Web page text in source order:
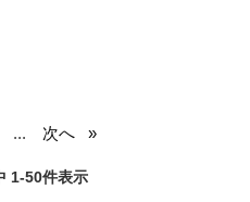
... 次へ
1-50件表示